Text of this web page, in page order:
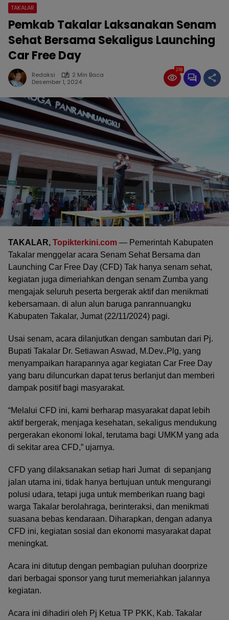
TAKALAR
Pemkab Takalar Laksanakan Senam
Sehat Bersama Sekaligus Launching
Car Free Day
Redaksi
2 Min Baca
Desember 1, 2024
218
TAKALAR, Topikterkini.com — Pemerintah Kabupaten
Takalar menggelar acara Senam Sehat Bersama dan
Launching Car Free Day (CFD) Tak hanya senam sehat,
kegiatan juga dimeriahkan dengan senam Zumba yang
mengajak seluruh peserta bergerak aktif dan menikmati
kebersamaan. di alun alun baruga panrannuangku
Kabupaten Takalar, Jumat (22/11/2024) pagi.
Usai senam, acara dilanjutkan dengan sambutan dari Pj.
Bupati Takalar Dr. Setiawan Aswad, M.Dev.,Plg, yang
menyampaikan harapannya agar kegiatan Car Free Day
yang baru diluncurkan dapat terus berlanjut dan memberi
dampak positif bagi masyarakat.
“Melalui CFD ini, kami berharap masyarakat dapat lebih
aktif bergerak, menjaga kesehatan, sekaligus mendukung
pergerakan ekonomi lokal, terutama bagi UMKM yang ada
di sekitar area CFD,” ujarnya.
CFD yang dilaksanakan setiap hari Jumat di sepanjang
jalan utama ini, tidak hanya bertujuan untuk mengurangi
polusi udara, tetapi juga untuk memberikan ruang bagi
warga Takalar berolahraga, berinteraksi, dan menikmati
suasana bebas kendaraan. Diharapkan, dengan adanya
CFD ini, kegiatan sosial dan ekonomi masyarakat dapat
meningkat.
Acara ini ditutup dengan pembagian puluhan doorprize
dari berbagai sponsor yang turut memeriahkan jalannya
kegiatan.
Acara ini dihadiri oleh Pj Ketua TP PKK, Kab. Takalar